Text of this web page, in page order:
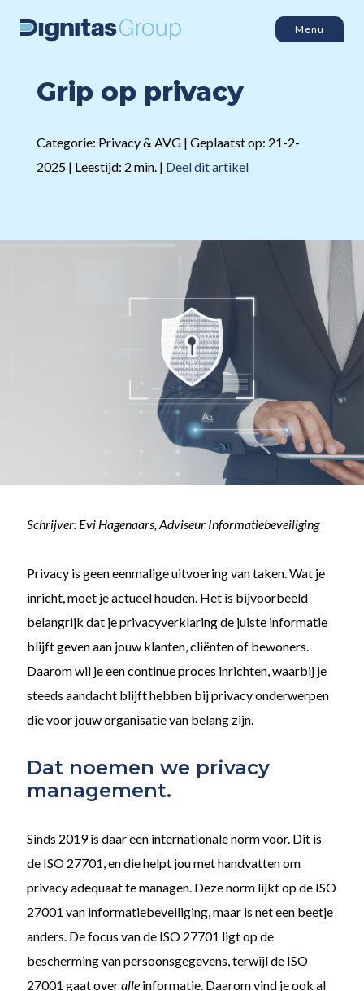
Menu
Grip op privacy
Categorie: Privacy & AVG | Geplaatst op: 21-2-
2025 | Leestijd: 2 min. | Deel dit artikel
Schrijver: Evi Hagenaars, Adviseur Informatiebeveiliging
Privacy is geen eenmalige uitvoering van taken. Wat je
inricht,moet je actueel houden. Het is bijvoorbeeld
belangrijk dat je privacyverklaring de juiste informatie
blijft geven aan jouw klanten, cliënten of bewoners.
Daarom wil je eencontinueproces inrichten, waarbij je
steeds aandacht blijft hebben bij privacy onderwerpen
die voor jouw organisatie van belang zijn.
Dat noemen we privacy
management.
Sinds 2019 is daar een internationale norm voor. Dit is
de ISO 27701, en die helpt jou met handvatten om
privacy adequaat te managen. Deze norm lijkt op de ISO
27001 van informatiebeveiliging, maar is net een beetje
anders. De focus van de ISO 27701 ligt op de
bescherming van persoonsgegevens, terwijl de ISO
27001 gaat overalle informatie. Daarom vind je ook al